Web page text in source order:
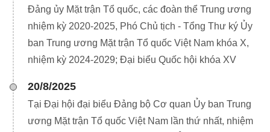
Đảng ủy Mặt trận Tổ quốc, các đoàn thể Trung ương
nhiệm kỳ 2020-2025, Phó Chủ tịch - Tổng Thư ký Ủy
ban Trung ương Mặt trận Tổ quốc Việt Nam khóa X,
nhiệm kỳ 2024-2029; Đại biểu Quốc hội khóa XV
20/8/2025
Tại Đại hội đại biểu Đảng bộ Cơ quan Ủy ban Trung
ương Mặt trận Tổ quốc Việt Nam lần thứ nhất, nhiệm